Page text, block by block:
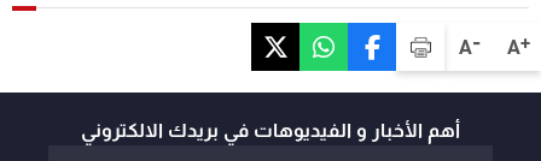
A+
A-
أهم الأخبار و الفيديوهات في بريدك الالكتروني